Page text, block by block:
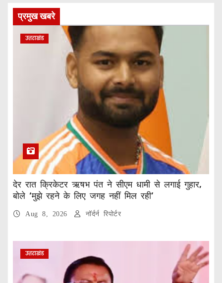
प्रमुख खबरे
उत्तराखंड
देर रात क्रिकेटर ऋषभ पंत ने सीएम धामी से लगाई गुहार,
बोले ‘मुझे रहने के लिए जगह नहीं मिल रही’
Aug 8, 2026 नॉर्दर्न रिपोर्टर
उत्तराखंड